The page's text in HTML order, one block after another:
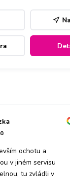
ochotu a
v jiném servisu
tu zvládli v